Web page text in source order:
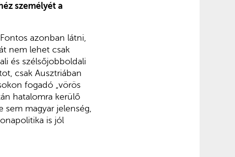
személyét a
azonban látni,
nem lehet csak
és szélsőjobboldali
csak Ausztriában
fogadó „vörös
hatalomra kerülő
sem magyar jelenség,
is jól